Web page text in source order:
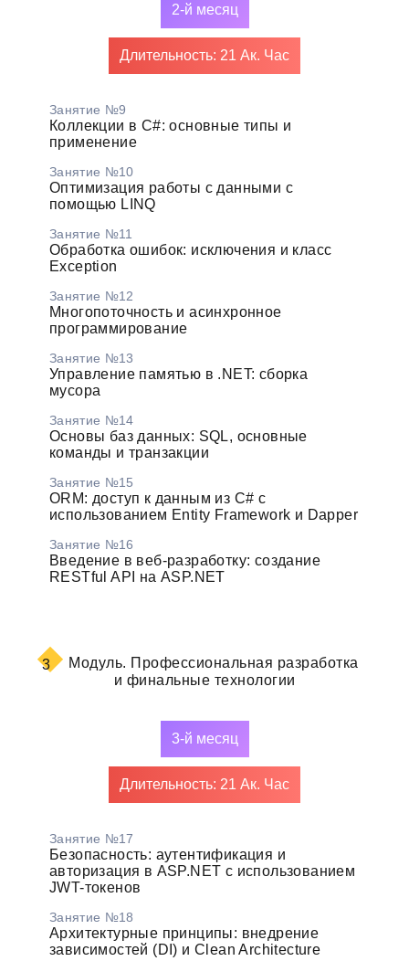
2-й месяц
Длительность: 21 Ак. Час
Занятие №9
Коллекции в C#: основные типы и
применение
Занятие №10
Оптимизация работы с данными с
помощью LINQ
Занятие №11
Обработка ошибок: исключения и класс
Exception
Занятие №12
Многопоточность и асинхронное
программирование
Занятие №13
Управление памятью в .NET: сборка
мусора
Занятие №14
Основы баз данных: SQL, основные
команды и транзакции
Занятие №15
ORM: доступ к данным из C# с
использованием Entity Framework и Dapper
Занятие №16
Введение в веб-разработку: создание
RESTful API на ASP.NET
3 Модуль. Профессиональная разработка
и финальные технологии
3-й месяц
Длительность: 21 Ак. Час
Занятие №17
Безопасность: аутентификация и
авторизация в ASP.NET с использованием
JWT-токенов
Занятие №18
Архитектурные принципы: внедрение
зависимостей (DI) и Clean Architecture